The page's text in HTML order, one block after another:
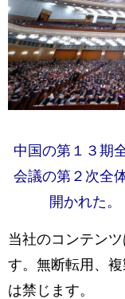
中国の第１３期
会議の第２次全
開かれた。
当社のコンテン
す。無断転用、
は禁じます。